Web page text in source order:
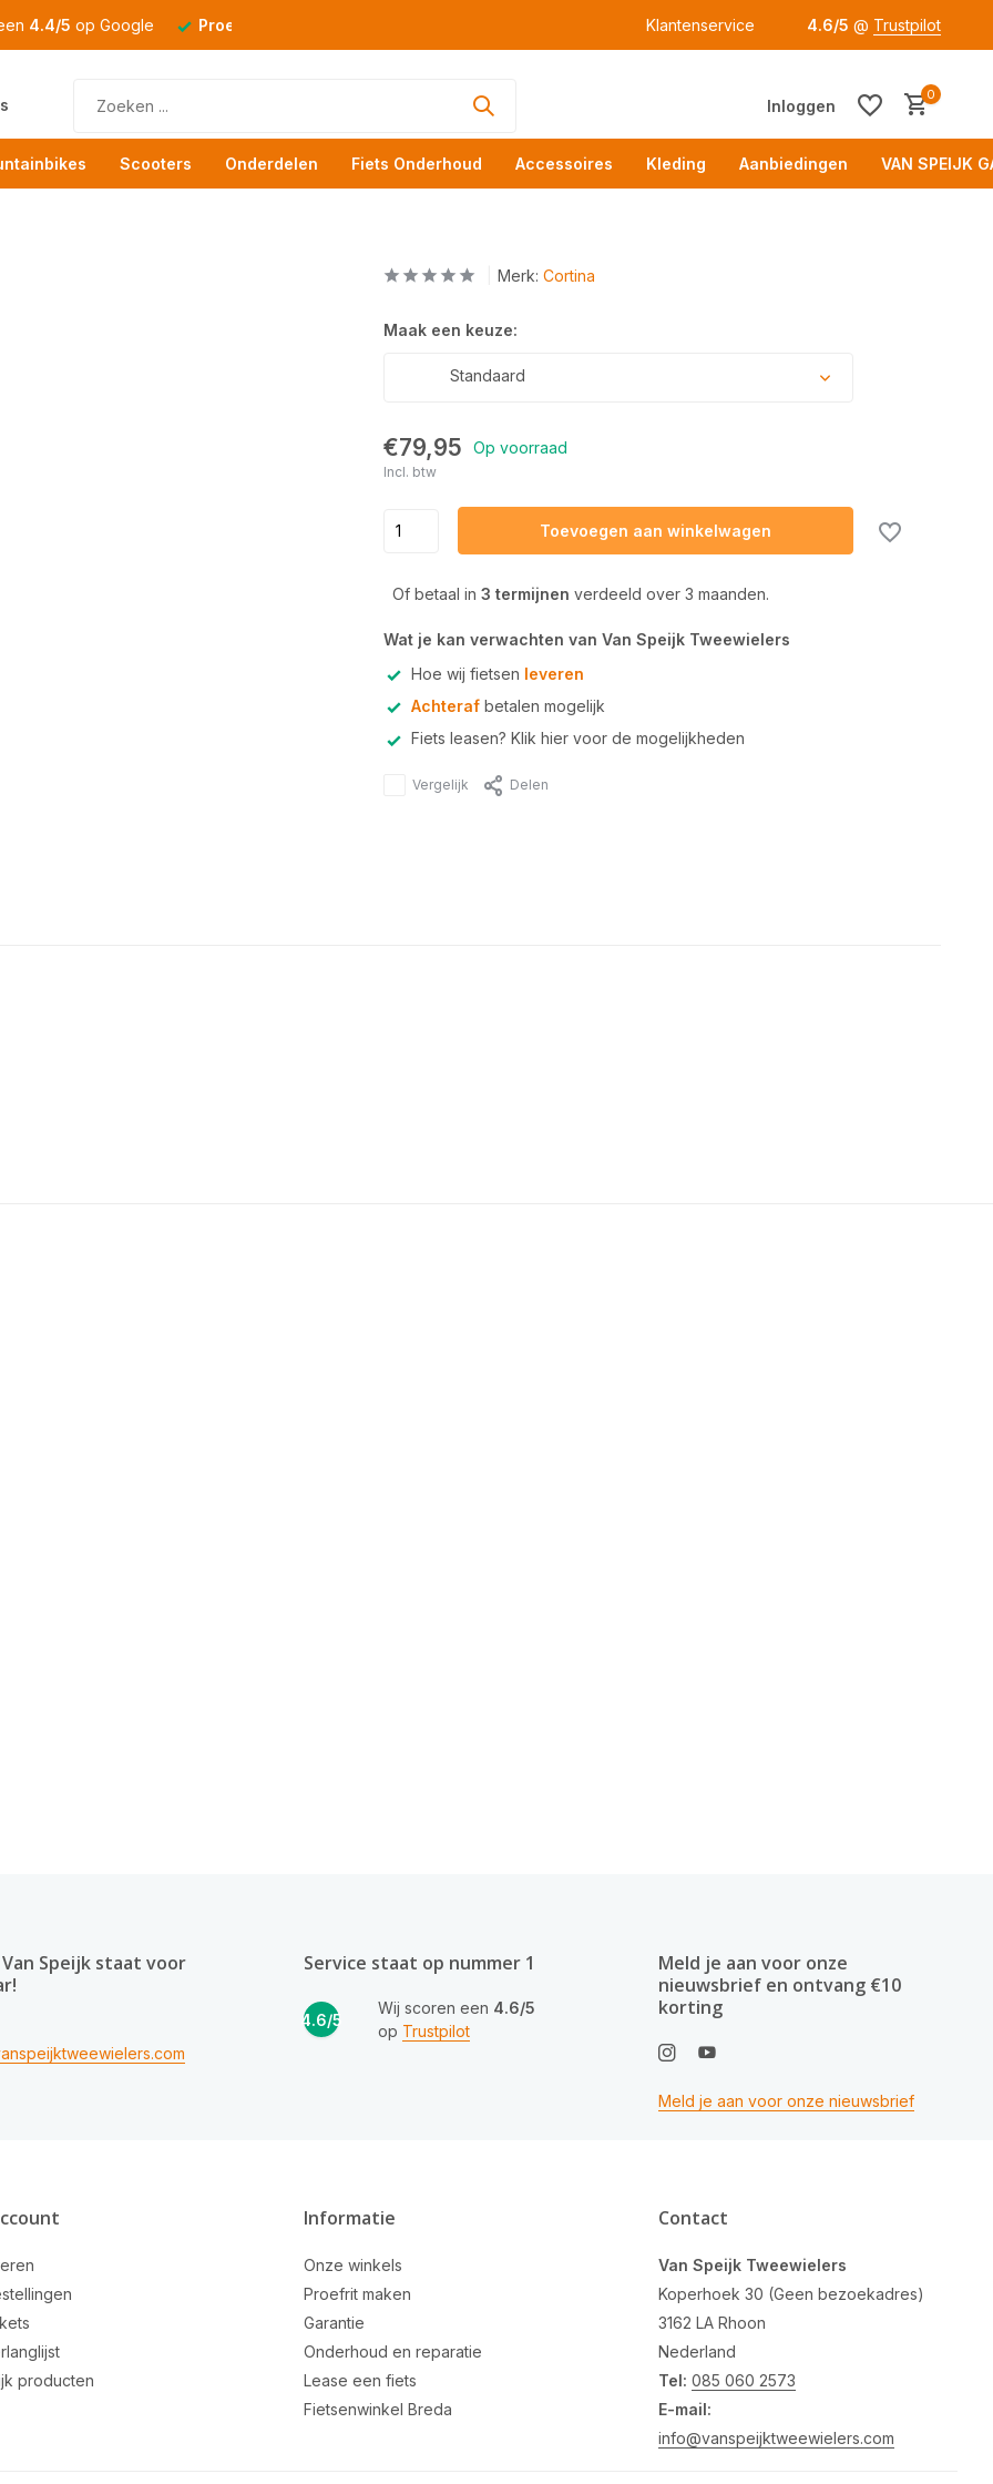
4.4/5 op Google Proefrit Klantenservice 4.6/5 @ Trustpilot
Inloggen
0
Scooters Onderdelen Fiets Onderhoud Accessoires Kleding Aanbiedingen VAN SPEIJK
Merk: Cortina
Maak een keuze:
Standaard
€79,95 Op voorraad
Incl. btw
Toevoegen aan winkelwagen
Of betaal in 3 termijnen verdeeld over 3 maanden.
Wat je kan verwachten van Van Speijk Tweewielers
Hoe wij fietsen leveren
Achterafbetalen mogelijk
Fiets leasen? Klik hier voor de mogelijkheden
Vergelijk Delen
Speijk staat voor
Service staat op nummer 1
4.6/5
Wij scoren een 4.6/5
op Trustpilot
Meld je aan voor onze
nieuwsbrief en ontvang €10
korting
Meld je aan voor onze nieuwsbrief
producten
Informatie
Onze winkels
Proefrit maken
Garantie
Onderhoud en reparatie
Lease een fiets
Fietsenwinkel Breda
Contact
Van Speijk Tweewielers
Koperhoek 30 (Geen bezoekadres)
3162 LA Rhoon
Nederland
Tel: 085 060 2573
E-mail:
info@vanspeijktweewielers.com